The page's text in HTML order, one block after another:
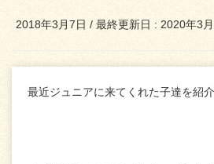
2018年3月7日 / 最終更新日 : 2020年3
最近ジュニアに来てくれた子達を紹介